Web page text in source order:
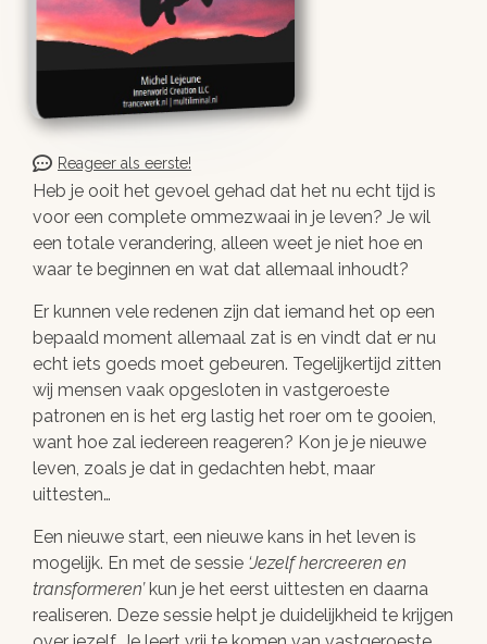
Reageer als eerste!
Heb je ooit het gevoel gehad dat het nu echt tijd is
voor een complete ommezwaai in je leven? Je wil
een totale verandering, alleen weet je niet hoe en
waar te beginnen en wat dat allemaal inhoudt?
Er kunnen vele redenen zijn dat iemand het op een
bepaald moment allemaal zat is en vindt dat er nu
echt iets goeds moet gebeuren. Tegelijkertijd zitten
wij mensen vaak opgesloten in vastgeroeste
patronen en is het erg lastig het roer om te gooien,
want hoe zal iedereen reageren? Kon je je nieuwe
leven, zoals je dat in gedachten hebt, maar
uittesten…
Een nieuwe start, een nieuwe kans in het leven is
mogelijk. En met de sessie Jezelf hercreeren en
transformerenkun je het eerst uittesten en daarna
realiseren. Deze sessie helpt je duidelijkheid te krijgen